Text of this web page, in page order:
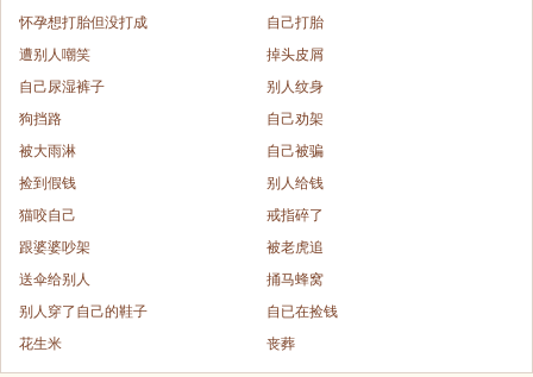
怀孕想打胎但没打成
自己打胎
遭别人嘲笑
掉头皮屑
自己尿湿裤子
别人纹身
狗挡路
自己劝架
被大雨淋
自己被骗
捡到假钱
别人给钱
猫咬自己
戒指碎了
跟婆婆吵架
被老虎追
送伞给别人
捅马蜂窝
别人穿了自己的鞋子
自已在捡钱
花生米
丧葬